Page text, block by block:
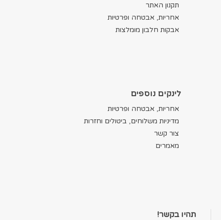
תקנון האתר
אחריות, אבטחה ופרטיות
אבקות חלבון מומלצות
לינקים נוספים
אחריות, אבטחה ופרטיות
מדיניות משלוחים, ביטולים וחזרות
צור קשר
מאמרים
תהיו בקשר!